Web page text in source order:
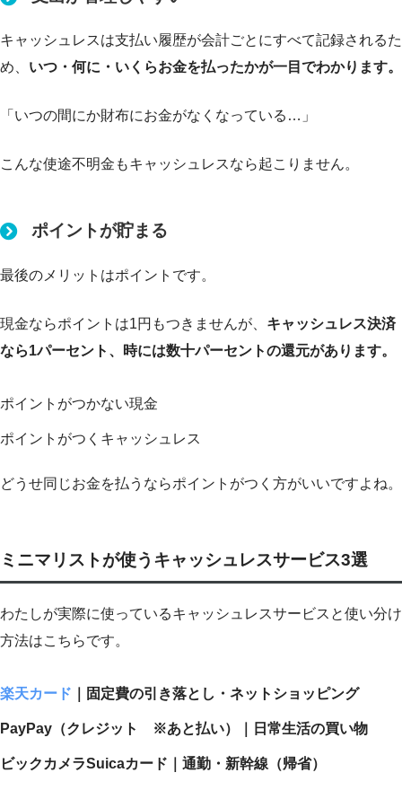
キャッシュレスは支払い履歴が会計ごとにすべて記録されるた
め、 いつ・何に・いくらお金を払ったかが一目でわかります。
「いつの間にか財布にお金がなくなっている…」
こんな使途不明金もキャッシュレスなら起こりません。
ポイントが貯まる
最後のメリットはポイントです。
現金ならポイントは1円もつきませんが、 キャッシュレス決済
なら1パーセント、時には数十パーセントの還元があります。
ポイントがつかない現金
ポイントがつくキャッシュレス
どうせ同じお金を払うならポイントがつく方がいいですよね。
ミニマリストが使うキャッシュレスサービス3選
わたしが実際に使っているキャッシュレスサービスと使い分け
方法はこちらです。
楽天カード ｜固定費の引き落とし・ネットショッピング
PayPay（クレジット ※あと払い）｜日常生活の買い物
ビックカメラSuicaカード｜通勤・新幹線（帰省）